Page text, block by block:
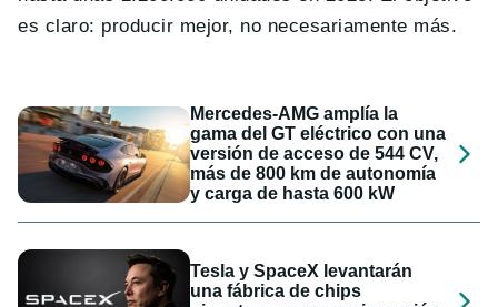
es claro: producir mejor, no necesariamente más.
Mercedes-AMG amplía la
gama del GT eléctrico con una
versión de acceso de 544 CV,
más de 800 km de autonomía
y carga de hasta 600 kW
Tesla y SpaceX levantarán
una fábrica de chips